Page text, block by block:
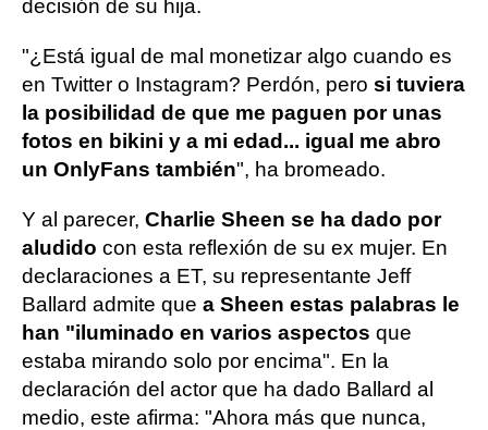
decisión de su hija.
"¿Está igual de mal monetizar algo cuando es
en Twitter o Instagram? Perdón, pero si tuviera
la posibilidad de que me paguen por unas
fotos en bikini y a mi edad... igual me abro
un OnlyFans también", ha bromeado.
Y al parecer, Charlie Sheen se ha dado por
aludido con esta reflexión de su ex mujer. En
declaraciones a ET, su representante Jeff
Ballard admite que a Sheen estas palabras le
han "iluminado en varios aspectos que
estaba mirando solo por encima". En la
declaración del actor que ha dado Ballard al
medio, este afirma: "Ahora más que nunca,